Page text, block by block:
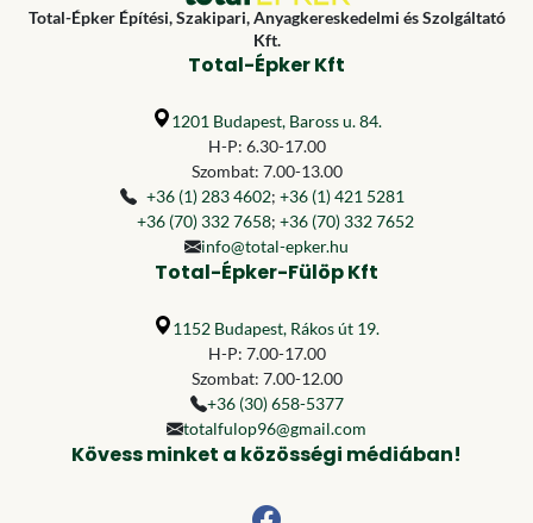
Total-Épker Építési, Szakipari, Anyagkereskedelmi és Szolgáltató
Kft.
Total-Épker Kft
1201 Budapest, Baross u. 84.
H-P: 6.30-17.00
Szombat: 7.00-13.00
+36 (1) 283 4602; +36 (1) 421 5281
+36 (70) 332 7658; +36 (70) 332 7652
info@total-epker.hu
Total-Épker-Fülöp Kft
1152 Budapest, Rákos út 19.
H-P: 7.00-17.00
Szombat: 7.00-12.00
+36 (30) 658-5377
totalfulop96@gmail.com
Kövess minket a közösségi médiában!